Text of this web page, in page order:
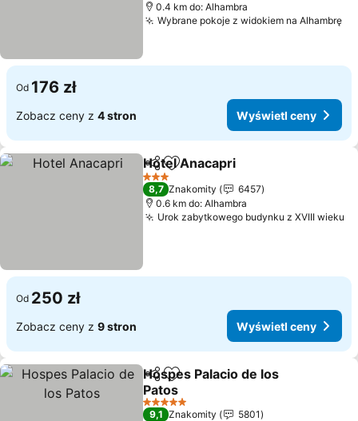
0.4 km do: Alhambra
Wybrane pokoje z widokiem na Alhambrę
Od 176 zł
Zobacz ceny z 4 stron Wyświetl ceny
Udostępnij
Dodaj do ulubionych
Hotel Anacapri
3 Kategoria
8,7 Znakomity
6457
0.6 km do: Alhambra
Urok zabytkowego budynku z XVIII wieku
Od 250 zł
Zobacz ceny z 9 stron Wyświetl ceny
Udostępnij
Dodaj do ulubionych
Hospes Palacio de los
Patos
Wyświetl ceny
5 Kategoria
9,1 Znakomity
5801